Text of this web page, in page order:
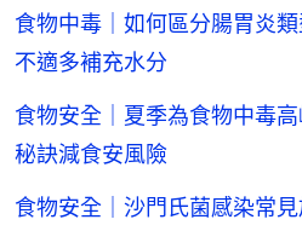
食物中毒｜如何區分腸胃炎
不適多補充水分
食物安全｜夏季為食物中毒
秘訣減食安風險
食物安全｜沙門氏菌感染常